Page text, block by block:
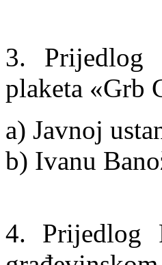
3. Prijedlog
plaketa «Grb
a) Javnoj
b) Ivanu
4. Prijedlog